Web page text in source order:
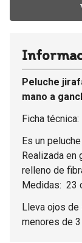
Peluche
mano a
Ficha técnica:
Es un
Realizada en
relleno de
Medidas: 23
Lleva ojos de
menores de 3